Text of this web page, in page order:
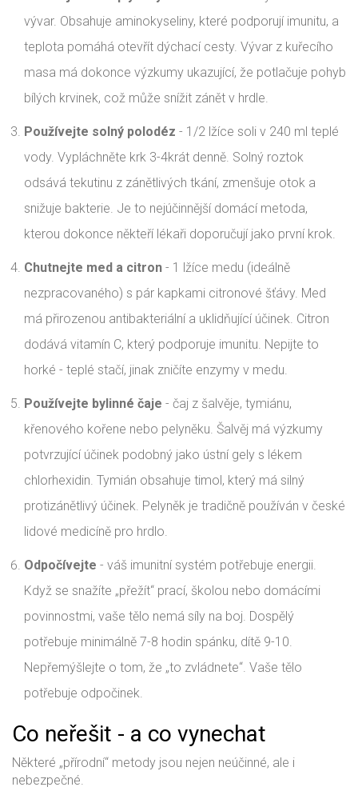
vývar. Obsahuje aminokyseliny, které podporují imunitu, a
teplota pomáhá otevřít dýchací cesty. Vývar z kuřecího
masa má dokonce výzkumy ukazující, že potlačuje pohyb
bílých krvinek, což může snížit zánět v hrdle.
Používejte solný polodéz - 1/2 lžíce soli v 240 ml teplé
vody. Vypláchněte krk 3-4krát denně. Solný roztok
odsává tekutinu z zánětlivých tkání, zmenšuje otok a
snižuje bakterie. Je to nejúčinnější domácí metoda,
kterou dokonce někteří lékaři doporučují jako první krok.
Chutnejte med a citron - 1 lžíce medu (ideálně
nezpracovaného) s pár kapkami citronové šťávy. Med
má přirozenou antibakteriální a uklidňující účinek. Citron
dodává vitamín C, který podporuje imunitu. Nepijte to
horké - teplé stačí, jinak zničíte enzymy v medu.
Používejte bylinné čaje - čaj z šalvěje, tymiánu,
křenového kořene nebo pelyněku. Šalvěj má výzkumy
potvrzující účinek podobný jako ústní gely s lékem
chlorhexidin. Tymián obsahuje timol, který má silný
protizánětlivý účinek. Pelyněk je tradičně používán v české
lidové medicíně pro hrdlo.
Odpočívejte - váš imunitní systém potřebuje energii.
Když se snažíte „přežít“ prací, školou nebo domácími
povinnostmi, vaše tělo nemá síly na boj. Dospělý
potřebuje minimálně 7-8 hodin spánku, dítě 9-10.
Nepřemýšlejte o tom, že „to zvládnete“. Vaše tělo
potřebuje odpočinek.
Co neřešit - a co vynechat
Některé „přírodní“ metody jsou nejen neúčinné, ale i
nebezpečné.